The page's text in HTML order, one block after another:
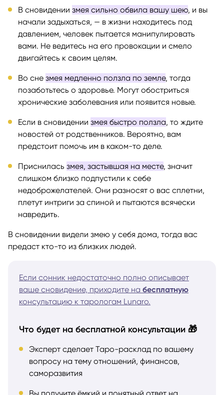
В сновидении змея сильно обвила вашу шею, и вы
начали задыхаться, — в жизни находитесь под
давлением, человек пытается манипулировать
вами. Не ведитесь на его провокации и смело
двигайтесь к своим целям.
Во сне змея медленно ползла по земле, тогда
позаботьтесь о здоровье. Могут обостриться
хронические заболевания или появится новые.
Если в сновидении змея быстро ползла, то ждите
новостей от родственников. Вероятно, вам
предстоит помочь им в каком-то деле.
Приснилась змея, застывшая на месте, значит
слишком близко подпустили к себе
недоброжелателей. Они разносят о вас сплетни,
плетут интриги за спиной и пытаются всячески
навредить.
В сновидении видели змею у себя дома, тогда вас
предаст кто-то из близких людей.
Если сонник недостаточно полно описывает
ваше сновидение, приходите на бесплатную
консультацию к тарологам Lunaro.
Что будет на бесплатной консультации 🎁
Эксперт сделает Таро-расклад по вашему
вопросу на тему отношений, финансов,
саморазвития